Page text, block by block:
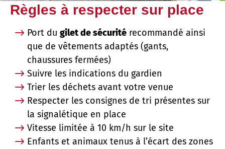
Règles à respecter sur place
Port du gilet de sécurité recommandé ainsi
que de vêtements adaptés (gants,
chaussures fermées)
Suivre les indications du gardien
Trier les déchets avant votre venue
Respecter les consignes de tri présentes sur
la signalétique en place
Vitesse limitée à 10 km/h sur le site
Enfants et animaux tenus à l’écart des zones